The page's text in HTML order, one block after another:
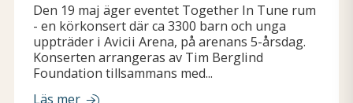
Den 19 maj äger eventet Together In Tune rum
- en körkonsert där ca 3300 barn och unga
uppträder i Avicii Arena, på arenans 5-årsdag.
Konserten arrangeras av Tim Berglind
Foundation tillsammans med...
Läs mer